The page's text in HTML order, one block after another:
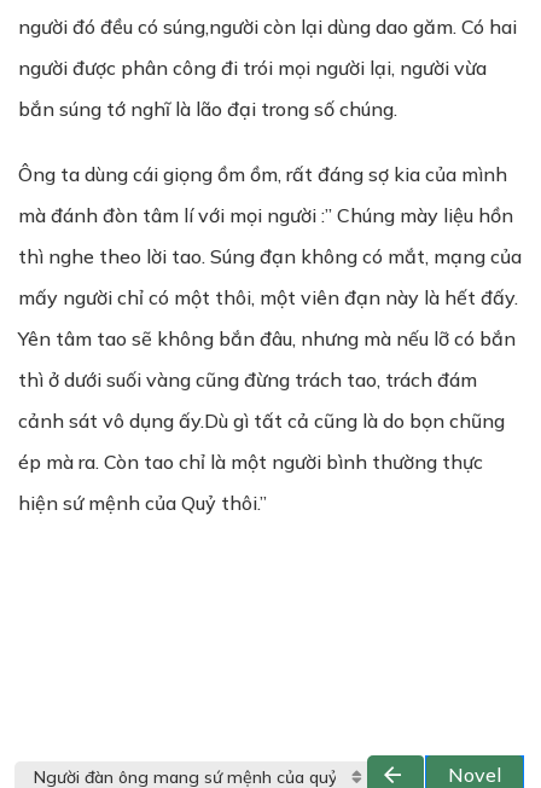
người đó đều có súng,người còn lại dùng dao găm. Có hai
người được phân công đi trói mọi người lại, người vừa
bắn súng tớ nghĩ là lão đại trong số chúng.
Ông ta dùng cái giọng ồm ồm, rất đáng sợ kia của mình
mà đánh đòn tâm lí với mọi người :” Chúng mày liệu hồn
thì nghe theo lời tao. Súng đạn không có mắt, mạng của
mấy người chỉ có một thôi, một viên đạn này là hết đấy.
Yên tâm tao sẽ không bắn đâu, nhưng mà nếu lỡ có bắn
thì ở dưới suối vàng cũng đừng trách tao, trách đám
cảnh sát vô dụng ấy.Dù gì tất cả cũng là do bọn chũng
ép mà ra. Còn tao chỉ là một người bình thường thực
hiện sứ mệnh của Quỷ thôi.”
Novel